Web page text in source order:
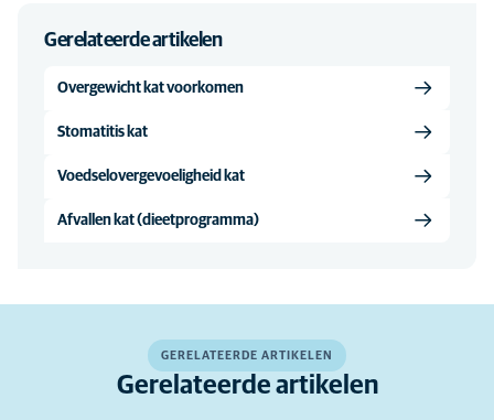
Gerelateerde artikelen
Overgewicht kat voorkomen
Stomatitis kat
Voedselovergevoeligheid kat
Afvallen kat (dieetprogramma)
GERELATEERDE ARTIKELEN
Gerelateerde artikelen